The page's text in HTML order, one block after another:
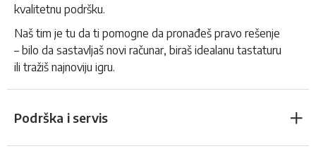
kvalitetnu podršku.
Naš tim je tu da ti pomogne da pronađeš pravo rešenje
– bilo da sastavljaš novi računar, biraš idealanu tastaturu
ili tražiš najnoviju igru.
Podrška i servis